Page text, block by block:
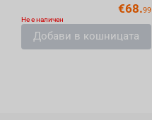
€68.99
Не е наличен
Добави в кошницата